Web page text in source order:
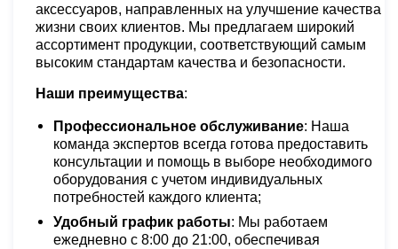
аксессуаров, направленных на улучшение качества
жизни своих клиентов. Мы предлагаем широкий
ассортимент продукции, соответствующий самым
высоким стандартам качества и безопасности.
Наши преимущества:
Профессиональное обслуживание: Наша
команда экспертов всегда готова предоставить
консультации и помощь в выборе необходимого
оборудования с учетом индивидуальных
потребностей каждого клиента;
Удобный график работы: Мы работаем
ежедневно с 8:00 до 21:00, обеспечивая